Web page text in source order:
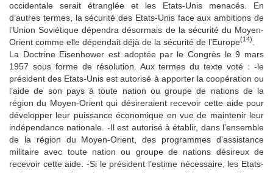
occidentale serait étranglée et les Etats-Unis menacés. En
d’autres termes, la sécurité des Etats-Unis face aux ambitions de
l’Union Soviétique dépendra désormais de la sécurité du Moyen-
Orient comme elle dépendait déjà de la sécurité de l’Europe(14)
La Doctrine Eisenhower est adoptée par le Congrès le 9 mars
1957 sous forme de résolution. Aux termes du texte voté : -le
président des Etats-Unis est autorisé à apporter la coopération ou
l’aide de son pays à toute nation ou groupe de nations de la
région du Moyen-Orient qui désireraient recevoir cette aide pour
développer leur puissance économique en vue de maintenir leur
indépendance nationale. -Il est autorisé à établir, dans l’ensemble
de la région du Moyen-Orient, des programmes d’assistance
militaire avec toute nation ou groupe de nations désireux de
recevoir cette aide. -Si le président l’estime nécessaire, les Etats-